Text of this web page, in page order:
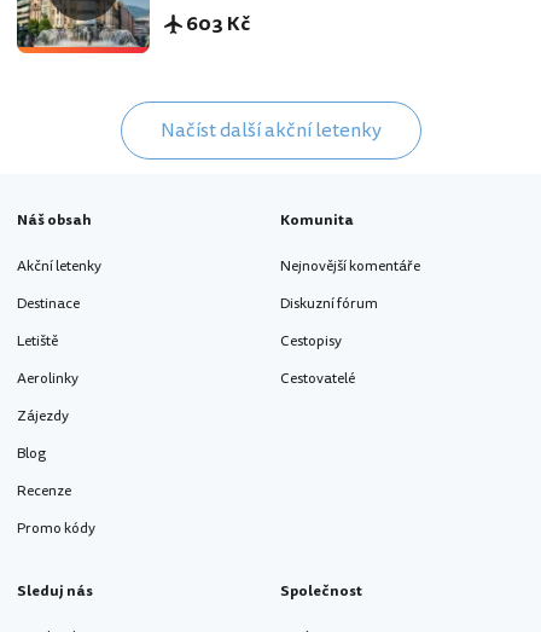
603 Kč
Načíst další akční letenky
Náš obsah
Akční letenky
Destinace
Letiště
Aerolinky
Zájezdy
Blog
Recenze
Promo kódy
Komunita
Nejnovější komentáře
Diskuzní fórum
Cestopisy
Cestovatelé
Sleduj nás Společnost